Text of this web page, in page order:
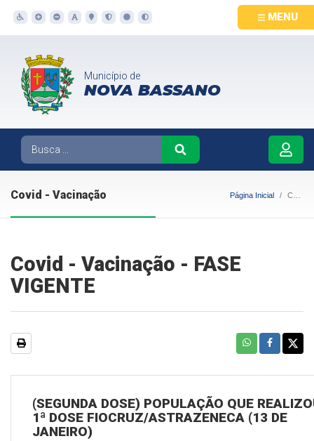
MENU
Município de
NOVA BASSANO
Covid - Vacinação Página Inicial Covid - Vacinação
Covid - Vacinação - FASE
VIGENTE
(SEGUNDA DOSE) POPULAÇÃO QUE
1ª DOSE FIOCRUZ/ASTRAZENECA (13 DE
JANEIRO)